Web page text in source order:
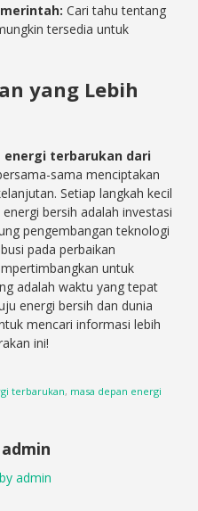
Cari tahu tentang
tersedia untuk
yang Lebih
energi terbarukan dari
sama menciptakan
Setiap langkah kecil
bersih adalah investasi
pengembangan teknologi
pada perbaikan
untuk
adalah waktu yang tepat
energi bersih dan dunia
mencari informasi lebih
ini!
terbarukan, masa depan energi
admin